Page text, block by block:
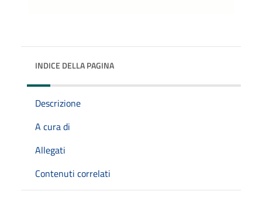
INDICE DELLA PAGINA
Descrizione
A cura di
Allegati
Contenuti correlati